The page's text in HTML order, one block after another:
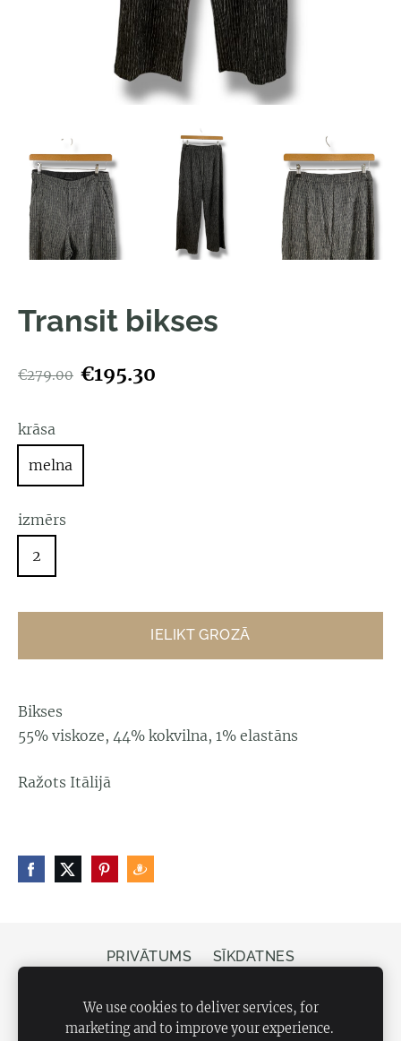
Transit bikses
€279.00 €195.30
krāsa
melna
izmērs
2
IELIKT GROZĀ
Bikses
55% viskoze, 44% kokvilna, 1% elastāns
Ražots Itālijā
PRIVĀTUMS SĪKDATNES
Veikals Bergs, Elizabetes iela 20, Rīga, LV-1050
We use cookies to deliver services, for
marketing and to improve your experience.